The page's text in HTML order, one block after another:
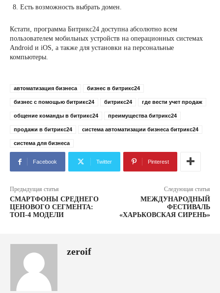
Есть возможность выбрать домен.
Кстати, программа Битрикс24 доступна абсолютно всем
пользователем мобильных устройств на операционных системах
Android и iOS, а также для установки на персональные
компьютеры.
автоматизация бизнеса бизнес в битрикс24
бизнес с помощью битрикс24 битрикс24 где вести учет продаж
общение команды в битрикс24 преимущества битрикс24
продажи в битрикс24 система автоматизации бизнеса битрикс24
система для бизнеса
Facebook Twitter Pinterest
Предыдущая статья
СМАРТФОНЫ СРЕДНЕГО
ЦЕНОВОГО СЕГМЕНТА:
ТОП-4 МОДЕЛИ
Следующая статья
МЕЖДУНАРОДНЫЙ
ФЕСТИВАЛЬ
«ХАРЬКОВСКАЯ СИРЕНЬ»
zeroif